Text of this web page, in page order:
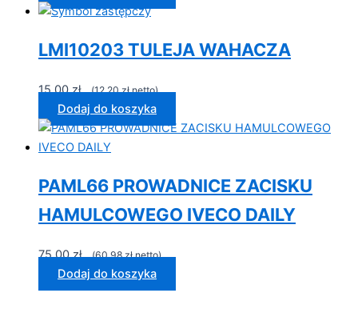
LMI10203 TULEJA WAHACZA
15,00zł ...(12,20złnetto)...
Dodaj do koszyka
PAML66 PROWADNICE ZACISKU
HAMULCOWEGO IVECO DAILY
75,00zł ...(60,98złnetto)...
Dodaj do koszyka